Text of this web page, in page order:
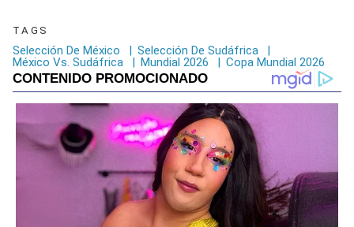
TAGS
Selección De México | Selección De Sudáfrica
|
México Vs. Sudáfrica
| Mundial 2026 | Copa Mundial 2026